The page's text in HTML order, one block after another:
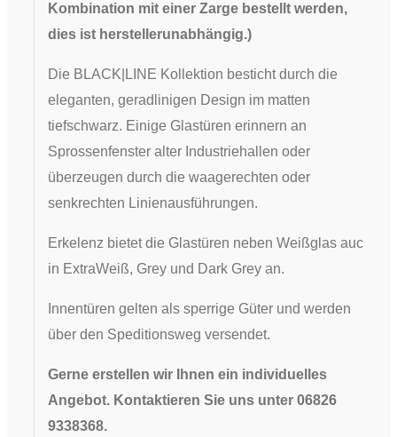
Kombination mit einer Zarge bestellt werden,
dies ist herstellerunabhängig.)
Die BLACK|LINE Kollektion besticht durch die
eleganten, geradlinigen Design im matten
tiefschwarz. Einige Glastüren erinnern an
Sprossenfenster alter Industriehallen oder
überzeugen durch die waagerechten oder
senkrechten Linienausführungen.
Erkelenz bietet die Glastüren neben Weißglas auch
in ExtraWeiß, Grey und Dark Grey an.
Innentüren gelten als sperrige Güter und werden
über den Speditionsweg versendet.
Gerne erstellen wir Ihnen ein individuelles
Angebot. Kontaktieren Sie uns unter 06826
9338368.